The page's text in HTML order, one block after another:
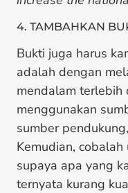
4. TAMBAHKAN
Bukti juga harus
adalah dengan
mendalam terlebih
menggunakan
sumber
Kemudian,
supaya apa yang
ternyata kurang